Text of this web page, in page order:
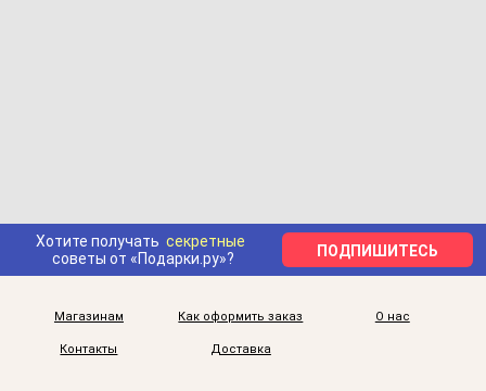
Хотите получать секретные
советы от «Подарки.ру»?
ПОДПИШИТЕСЬ
Магазинам Как оформить заказ О нас
Контакты Доставка